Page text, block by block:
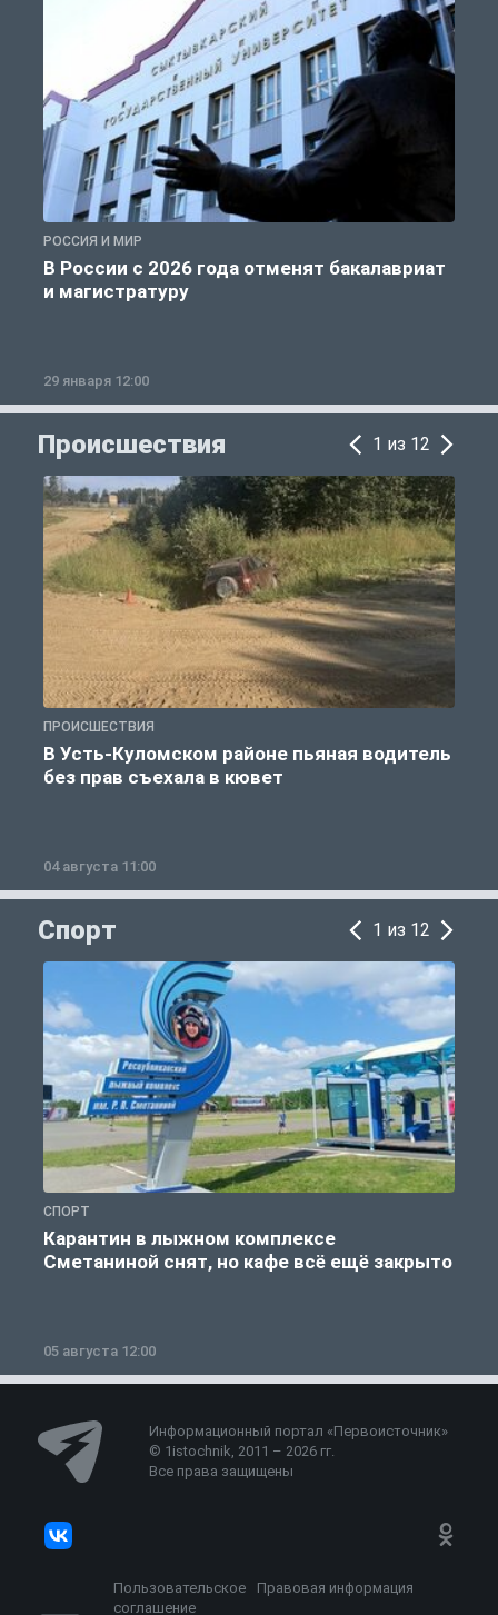
РОССИЯ И МИР
В России с 2026 года отменят бакалавриат
и магистратуру
29 января 12:00
Происшествия 1 из 12
ПРОИСШЕСТВИЯ
В Усть-Куломском районе пьяная водитель
без прав съехала в кювет
04 августа 11:00
Спорт 1 из 12
СПОРТ
Карантин в лыжном комплексе
Сметаниной снят, но кафе всё ещё закрыто
05 августа 12:00
Информационный портал «Первоисточник»
© 1istochnik, 2011 – 2026 гг.
Все права защищены
Пользовательское
соглашение
Правовая информация